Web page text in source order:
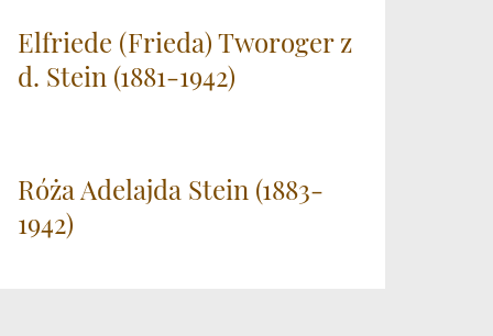
Elfriede (Frieda) Tworoger z
d. Stein (1881-1942)
Róża Adelajda Stein (1883-
1942)